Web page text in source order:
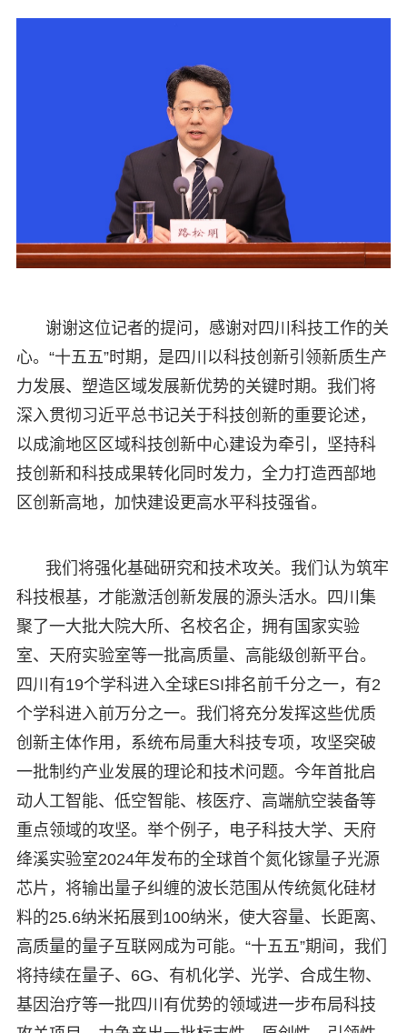
谢谢这位记者的提问，感谢对四川科技工作的关
心。“十五五”时期，是四川以科技创新引领新质生产
力发展、塑造区域发展新优势的关键时期。我们将
深入贯彻习近平总书记关于科技创新的重要论述，
以成渝地区区域科技创新中心建设为牵引，坚持科
技创新和科技成果转化同时发力，全力打造西部地
区创新高地，加快建设更高水平科技强省。
我们将强化基础研究和技术攻关。我们认为筑牢
科技根基，才能激活创新发展的源头活水。四川集
聚了一大批大院大所、名校名企，拥有国家实验
室、天府实验室等一批高质量、高能级创新平台。
四川有19个学科进入全球ESI排名前千分之一，有2
个学科进入前万分之一。我们将充分发挥这些优质
创新主体作用，系统布局重大科技专项，攻坚突破
一批制约产业发展的理论和技术问题。今年首批启
动人工智能、低空智能、核医疗、高端航空装备等
重点领域的攻坚。举个例子，电子科技大学、天府
绛溪实验室2024年发布的全球首个氮化镓量子光源
芯片，将输出量子纠缠的波长范围从传统氮化硅材
料的25.6纳米拓展到100纳米，使大容量、长距离、
高质量的量子互联网成为可能。“十五五”期间，我们
将持续在量子、6G、有机化学、光学、合成生物、
基因治疗等一批四川有优势的领域进一步布局科技